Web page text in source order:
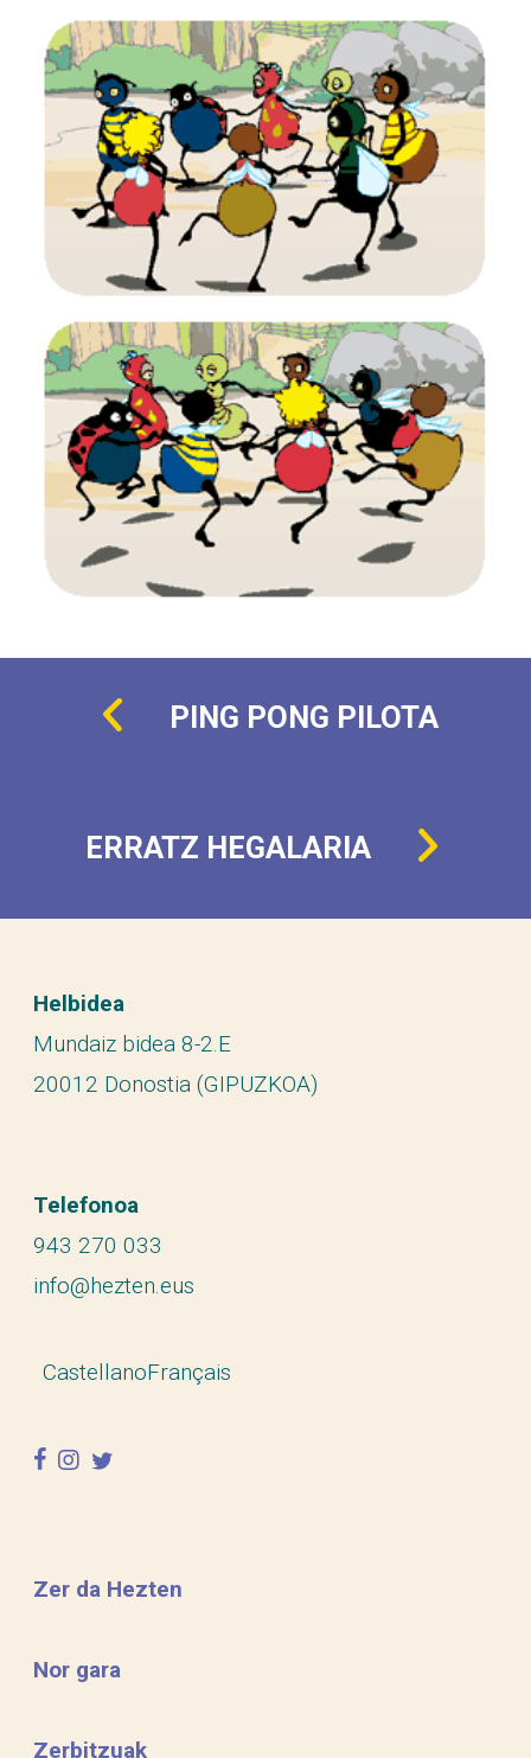
PING PONG PILOTA
ERRATZ HEGALARIA
Helbidea
Mundaiz bidea 8-2.E
20012 Donostia (GIPUZKOA)
Telefonoa
943 270 033
info@hezten.eus
CastellanoFrançais
facebook
instagram
twitter
Zer da Hezten
Nor gara
Zerbitzuak